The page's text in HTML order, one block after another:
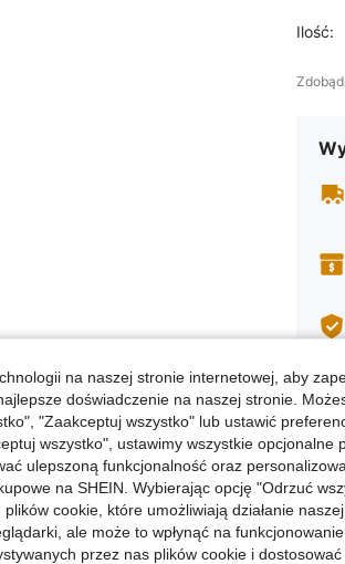
Ilość:
Opis
na naszej stronie internetowej, aby
doświadczenie na naszej stronie.
"Zaakceptuj wszystko" lub ustawić
wszystko", ustawimy wszystkie opcjonalne
ulepszoną funkcjonalność oraz
na SHEIN. Wybierając opcję "Odrzuć
cookie, które umożliwiają działanie
ale może to wpłynąć na
przez nas plików cookie i